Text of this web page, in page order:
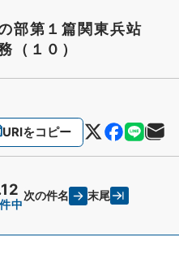
部第１篇関東兵站
（１０）
URIをコピー
中
次の件名 末尾